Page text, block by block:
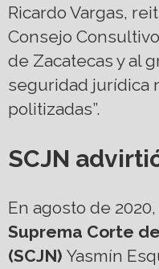
Ricardo Vargas,
Consejo
de Zacatecas y al
seguridad jurídica
politizadas”.
SCJN
En agosto de
Suprema Corte
(SCJN) Yasmín